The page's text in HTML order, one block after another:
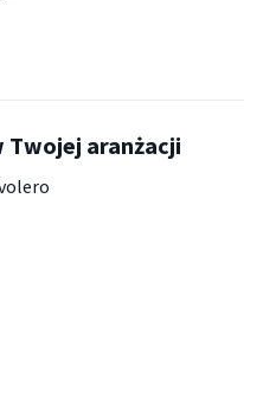
Twojej aranżacji